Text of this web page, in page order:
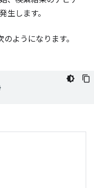
生します。
のようになります。